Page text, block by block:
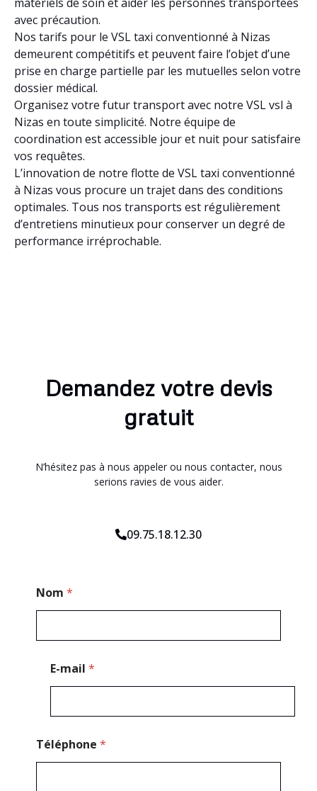
avec précaution.
Nos tarifs pour le VSL taxi conventionné à Nizas
demeurent compétitifs et peuvent faire l’objet d’une
prise en charge partielle par les mutuelles selon votre
dossier médical.
Organisez votre futur transport avec notre VSL vsl à
Nizas en toute simplicité. Notre équipe de
coordination est accessible jour et nuit pour satisfaire
vos requêtes.
L’innovation de notre flotte de VSL taxi conventionné
à Nizas vous procure un trajet dans des conditions
optimales. Tous nos transports est régulièrement
d’entretiens minutieux pour conserver un degré de
performance irréprochable.
Demandez votre devis
gratuit
N’hésitez pas à nous appeler ou nous contacter, nous
serions ravies de vous aider.
09.75.18.12.30
Nom *
E-mail *
Téléphone *